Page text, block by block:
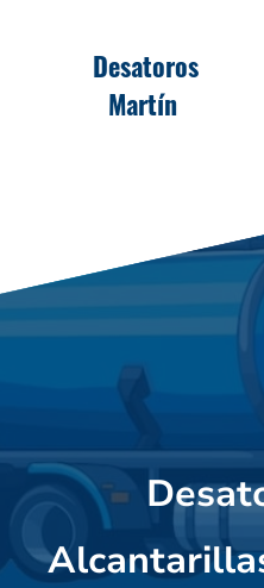
Desatoros
Martín